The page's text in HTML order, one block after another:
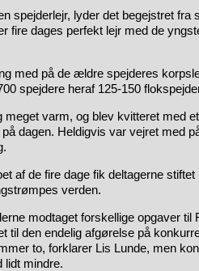
spejderlejr, lyder det begejstret fra
fire dages perfekt lejr med de
med på de ældre spejderes
spejdere heraf 125-150
meget varm, og blev kvitteret med
dagen. Heldigvis var vejret med
af de fire dage fik deltagerne
verden.
modtaget forskellige opgaver til
til den endelig afgørelse på
to, forklarer Lis Lunde, men
lidt mindre.